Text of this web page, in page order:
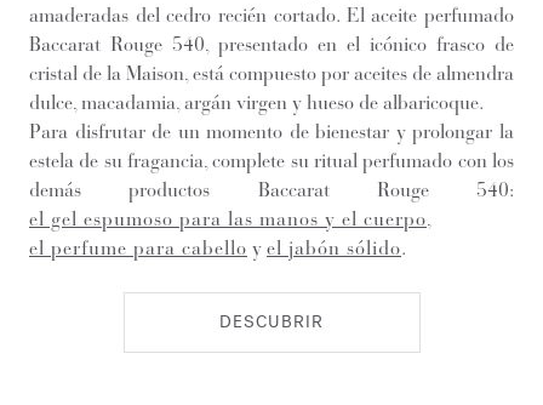
amaderadas del cedro recién cortado. El aceite perfumado
Baccarat Rouge 540, presentado en el icónico frasco de
cristal de la Maison, está compuesto por aceites de almendra
dulce, macadamia, argán virgen y hueso de albaricoque.
Para disfrutar de un momento de bienestar y prolongar la
estela de su fragancia, complete su ritual perfumado con los
demás productos Baccarat Rouge 540:
el gel espumoso para las manos y el cuerpo
el perfume para cabello y el jabón sólido.
DESCUBRIR